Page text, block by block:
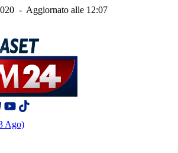
- Aggiornato alle 12:07
Ago)